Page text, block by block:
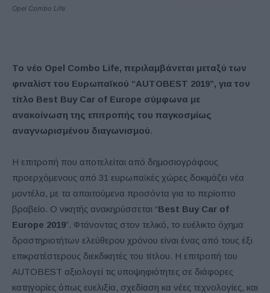
Opel Combo Life
Το νέο Opel Combo Life, περιλαμβάνεται μεταξύ των
φιναλίστ του Ευρωπαϊκού “AUTOBEST 2019”, για τον
τίτλο Best Buy Car of Europe σύμφωνα με
ανακοίνωση της επιτροπής του παγκοσμίως
αναγνωρισμένου διαγωνισμού.
Η επιτροπή που αποτελείται από δημοσιογράφους
προερχόμενους από 31 ευρωπαϊκές χώρες δοκιμάζει νέα
μοντέλα, με τα απαιτούμενα προσόντα για το περίοπτο
βραβείο. Ο νικητής ανακηρύσσεται “Best Buy Car of
Europe 2019”. Φτάνοντας στον τελικό, το ευέλικτο όχημα
δραστηριοτήτων ελεύθερου χρόνου είναι ένας από τους έξι
επικρατέστερους διεκδικητές του τίτλου. Η επιτροπή του
AUTOBEST αξιολογεί τις υποψηφιότητες σε διάφορες
κατηγορίες όπως ευελιξία, σχεδίαση κα νέες τεχνολογίες, και